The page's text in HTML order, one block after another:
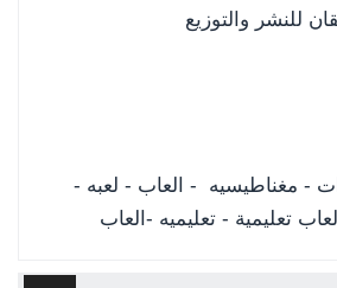
للنشر والتوزيع
- مغناطيسيه - العاب - لعبه -
تعليمية - تعليميه -العاب